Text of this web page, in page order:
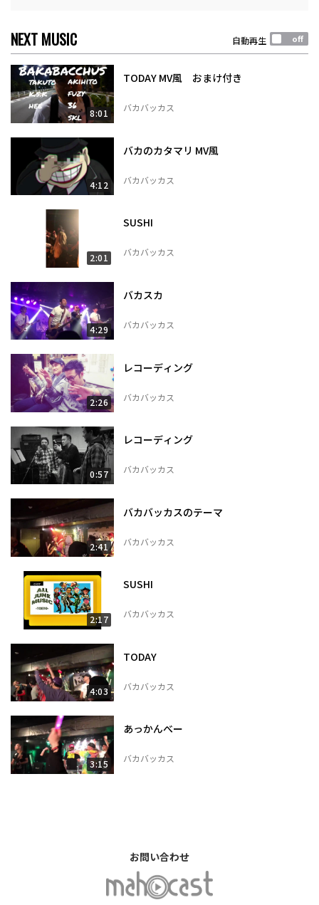
NEXT MUSIC 自動再生
8:01
TODAY MV風 おまけ付き
バカバッカス
4:12
バカのカタマリ MV風
バカバッカス
2:01
SUSHI
バカバッカス
4:29
バカスカ
バカバッカス
2:26
レコーディング
バカバッカス
0:57
レコーディング
バカバッカス
2:41
バカバッカスのテーマ
バカバッカス
2:17
SUSHI
バカバッカス
4:03
TODAY
バカバッカス
3:15
あっかんべー
バカバッカス
お問い合わせ